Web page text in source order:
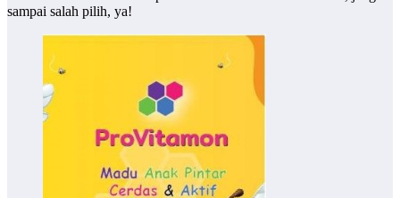
sampai salah pilih, ya!